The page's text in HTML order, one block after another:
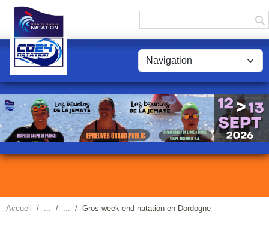
Accueil Gros week end natation en Dordogne
Panneau de gestion des cookies